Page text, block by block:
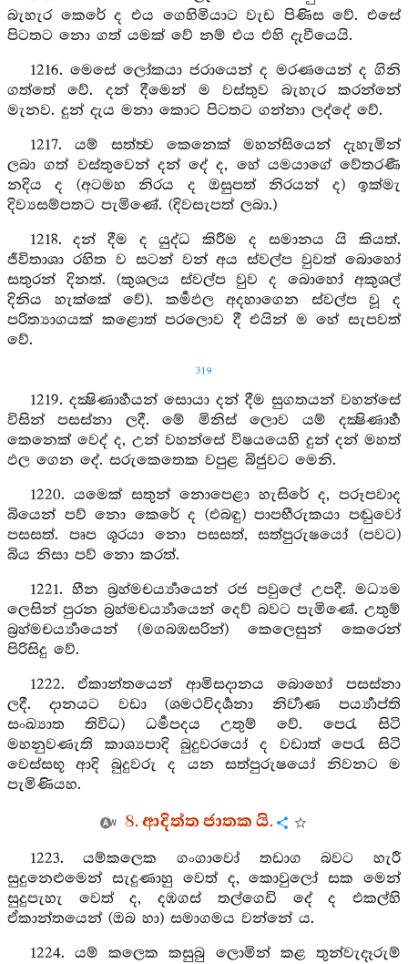
බැහැර කෙරේ ද එය ගෙහිමියාට වැඩ පිණිස වේ. එසේ
පිටතට නො ගත් යමක් වේ නම් එය එහි දැවීයෙයි.
1216. මෙසේ ලෝකයා ජරායෙන් ද මරණයෙන් ද ගිනි
ගත්තේ වේ. දන් දීමෙන් ම වස්තුව බැහැර කරන්නේ
මැනව. දුන් දැය මනා කොට පිටතට ගන්නා ලද්දේ වේ.
1217. යම් සත්ත්‍ව කෙනෙක් මහන්සියෙන් දැහැමින්
ලබා ගත් වස්තුවෙන් දන් දේ ද, හේ යමයාගේ වේතරණී
නදිය ද (අටමහ නිරය ද ඔසුපත් නිරයන් ද) ඉක්මැ
දිව්‍යසම්පතට පැමිණේ. (දිවසැපත් ලබා.)
1218. දන් දීම ද යුද්ධ කිරීම ද සමානය යි කියත්.
ජීවිතාශා රහිත ව සටන් වන් අය ස්වල්ප වුවත් බොහෝ
සතුරන් දිනත්. (කුශලය ස්වල්ප වුව ද බොහෝ අකුශල්
දිනිය හැක්කේ වේ). කර්‍මඵල අදහාගෙන ස්වල්ප වූ ද
පරිත්‍යාගයක් කළොත් පරලොව දී එයින් ම හේ සැපවත්
වේ.
319
1219. දක්‍ෂිණාර්‍හයන් සොයා දන් දීම සුගතයන් වහන්සේ
විසින් පසස්නා ලදී. මේ මිනිස් ලොව යම් දක්‍ෂිණාර්‍හ
කෙනෙක් වෙද් ද, උන් වහන්සේ විෂයයෙහි දුන් දන් මහත්
ඵල ගෙන දේ. සරුකෙතෙක වපුළ බිජුවට මෙනි.
1220. යමෙක් සතුන් නොපෙළා හැසිරේ ද, පරූපවාද
බියෙන් පව් නො කෙරේ ද (එබඳු) පාපභීරුකයා පඬුවෝ
පසසත්. පෘප ශූරයා නො පසසත්, සත්පුරුෂයෝ (පවට)
බිය නිසා පව් නො කරත්.
1221. හීන බ්‍රහ්මචර්‍ය්‍යායෙන් රජ පවුලේ උපදී. මධ්‍යම
ලෙසින් පුරන බ්‍රහ්මචර්‍ය්‍යායෙන් දෙව් බවට පැමිණේ. උතුම්
බ්‍රහ්මචර්‍ය්‍යායෙන් (මගබඹසරින්) කෙලෙසුන් කෙරෙන්
පිරිසිදු වේ.
1222. ඒකාන්තයෙන් ආමිසදානය බොහෝ පසස්නා
ලදී. දානයට වඩා (ශමථවිදර්‍ශනා නිර්‍වාණ පර්‍ය්‍යාප්ති
සංඛ්‍යාත තිවිධ) ධර්‍මපදය උතුම් වේ. පෙරැ සිටි
මහනුවණැති කාශ්‍යපාදි බුදුවරයෝ ද වඩාත් පෙරැ සිටි
වෙස්සභූ ආදි බුදුවරු ද යන සත්පුරුෂයෝ නිවනට ම
පැමිණියහ.
8. ආදිත්ත ජාතක යි.
1223. යම්කලෙක ගංගාවෝ තඩාග බවට හැරී
සුදුනෙළුමෙන් සැදුණාහු වෙත් ද, කොවුලෝ සක මෙන්
සුදුපැහැ වෙත් ද, දඹගස් තල්ගෙඩි දේ ද එකල්හි
ඒකාන්තයෙන් (ඔබ හා) සමාගමය වන්නේ ය.
1224. යම් කලෙක කසුබු ලොමින් කළ තුන්වැදෑරුම්